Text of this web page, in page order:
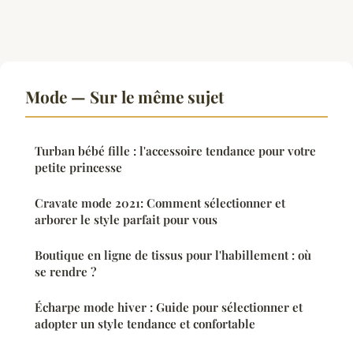
Mode — Sur le même sujet
Turban bébé fille : l'accessoire tendance pour votre
petite princesse
Cravate mode 2021: Comment sélectionner et
arborer le style parfait pour vous
Boutique en ligne de tissus pour l'habillement : où
se rendre ?
Écharpe mode hiver : Guide pour sélectionner et
adopter un style tendance et confortable